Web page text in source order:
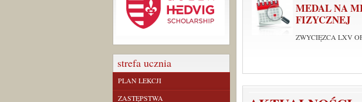
MEDAL NA
FIZYCZNEJ
ZWYCIĘZCA LXV
strefa ucznia
PLAN LEKCJI
ZASTĘPSTWA